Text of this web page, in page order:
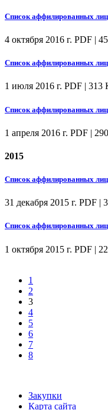
Список аффилированных лиц
4 октября 2016 г. PDF |
Список аффилированных лиц
1 июля 2016 г. PDF | 313
Список аффилированных лиц
1 апреля 2016 г. PDF |
2015
Список аффилированных лиц
31 декабря 2015 г. PDF |
Список аффилированных лиц
1 октября 2015 г. PDF |
1
2
3
4
5
6
7
8
Закупки
Карта сайта